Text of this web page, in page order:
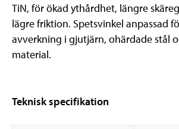
TiN, för ökad ythårdhet, längre
lägre friktion. Spetsvinkel anpassad
avverkning i gjutjärn, ohärdade stål
material.
Teknisk specifikation